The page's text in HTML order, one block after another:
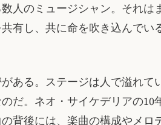
人のミュージシャン。それは
有し、共に命を吹き込んでい
ある。ステージは人で溢れて
だ。ネオ・サイケデリアの10
背後には、楽曲の構成やメロ